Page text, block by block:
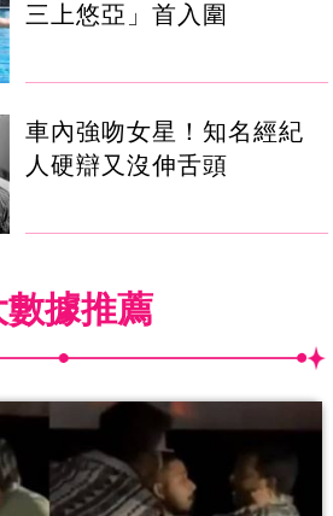
三上悠亞」首入圍
車內強吻女星！知名經紀
人硬辯又沒伸舌頭
數據推薦